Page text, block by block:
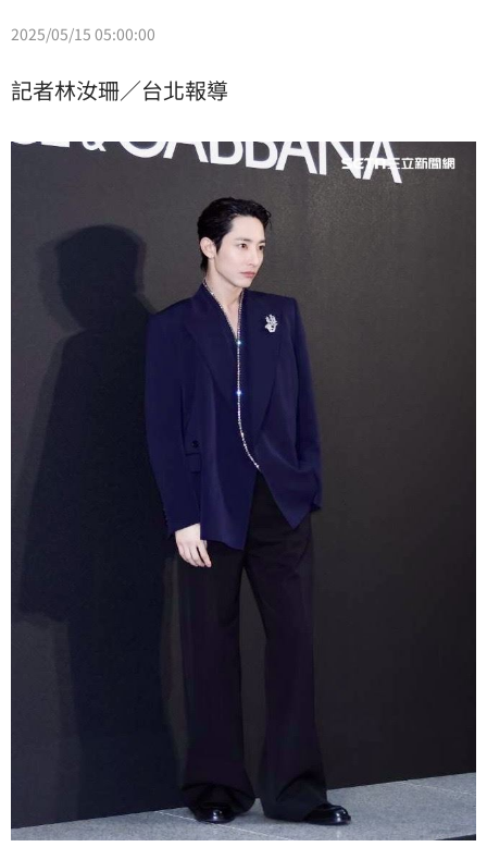
2025/05/15 05:00:00
記者林汝珊／台北報導